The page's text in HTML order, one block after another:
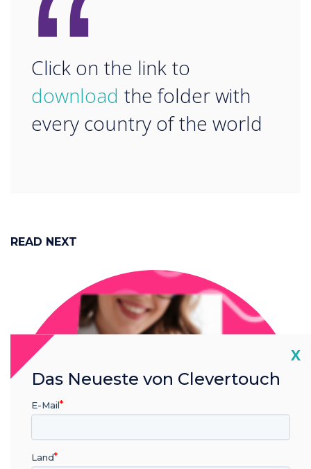
READ NEXT
“
Click on the link to
download the folder with
every country of the world
X
Das Neueste von Clevertouch
E-Mail
Land